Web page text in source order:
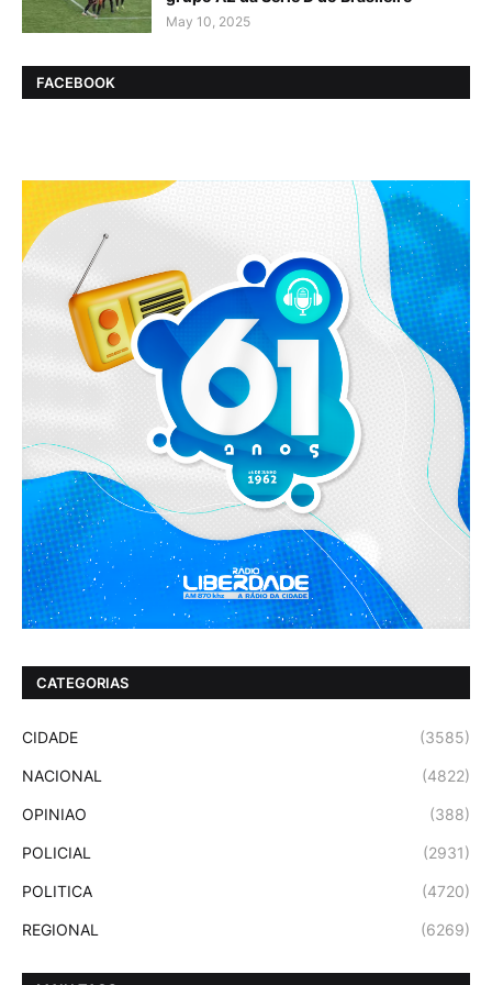
May 10, 2025
FACEBOOK
CATEGORIAS
CIDADE (3585)
NACIONAL (4822)
OPINIAO (388)
POLICIAL (2931)
POLITICA (4720)
REGIONAL (6269)